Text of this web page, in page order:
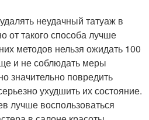
неудачный татуаж в
от такого способа лучше
методов нельзя ожидать 100
и не соблюдать меры
значительно повредить
ухудшить их состояние.
лучше воспользоваться